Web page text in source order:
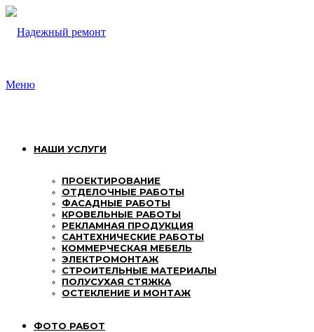
Перейти
содержимому
Меню
НАШИ УСЛУГИ
ПРОЕКТИРОВАНИЕ
ОТДЕЛОЧНЫЕ РАБОТЫ
ФАСАДНЫЕ РАБОТЫ
КРОВЕЛЬНЫЕ РАБОТЫ
РЕКЛАМНАЯ ПРОДУКЦИЯ
САНТЕХНИЧЕСКИЕ РАБОТЫ
КОММЕРЧЕСКАЯ МЕБЕЛЬ
ЭЛЕКТРОМОНТАЖ
СТРОИТЕЛЬНЫЕ МАТЕРИАЛЫ
ПОЛУСУХАЯ СТЯЖКА
ОСТЕКЛЕНИЕ И МОНТАЖ
ФОТО РАБОТ